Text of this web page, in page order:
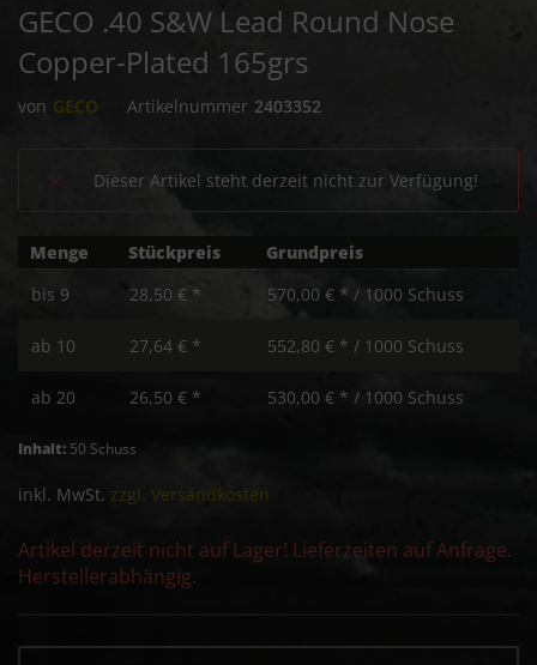
GECO .40 S&W Lead Round Nose
Copper-Plated 165grs
von GECO Artikelnummer 2403352
Dieser Artikel steht derzeit nicht zur Verfügung!
Menge Stückpreis
Grundpreis
bis 9 28,50 € * 570,00 € * / 1000 Schuss
ab 10 27,64 € * 552,80 € * / 1000 Schuss
ab 20 26,50 € * 530,00 € * / 1000 Schuss
Inhalt: 50 Schuss
inkl. MwSt. zzgl. Versandkosten
Artikel derzeit nicht auf Lager! Lieferzeiten auf Anfrage.
Herstellerabhängig.